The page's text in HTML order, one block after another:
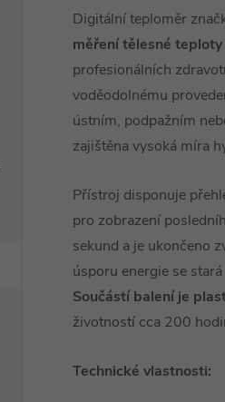
Digitální teploměr
měření tělesné teploty
profesionálních
voděodolnému
ústním, podpažním
zajištěna vysoká míra
Přístroj disponuje
pro zobrazení
sekund a je ukončeno
úsporu energie se
Součástí balení je
životností cca 200
Technické vlastnosti: